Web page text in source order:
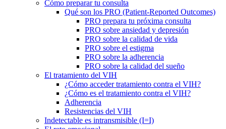
Cómo preparar tu consulta
Qué son los PRO (Patient-Reported Outcomes)
PRO prepara tu próxima consulta
PRO sobre ansiedad y depresión
PRO sobre la calidad de vida
PRO sobre el estigma
PRO sobre la adherencia
PRO sobre la calidad del sueño
El tratamiento del VIH
¿Cómo acceder tratamiento contra el VIH?
¿Cómo es el tratamiento contra el VIH?
Adherencia
Resistencias del VIH
Indetectable es intransmisible (I=I)